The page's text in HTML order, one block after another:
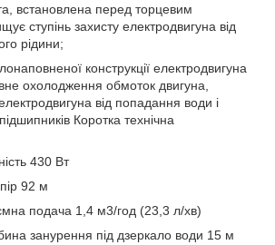
встановлена перед торцевим
ступінь захисту електродвигуна від
рідини;
конструкції електродвигуна
охолодження обмоток двигуна,
від попадання води і
Коротка технічна
430 Вт
92 м
подача 1,4 м3/год (23,3 л/хв)
занурення під дзеркало води 15 м